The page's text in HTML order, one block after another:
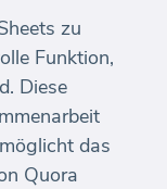
zu
Funktion,
Diese
das
Quora